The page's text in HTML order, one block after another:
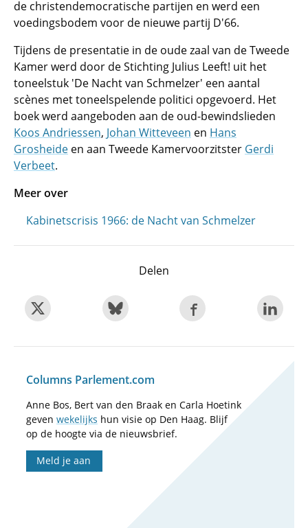
de christendemocratische partijen en werd een
voedingsbodem voor de nieuwe partij D'66.
Tijdens de presentatie in de oude zaal van de Tweede
Kamer werd door de Stichting Julius Leeft! uit het
toneelstuk 'De Nacht van Schmelzer' een aantal
scènes met toneelspelende politici opgevoerd. Het
boek werd aangeboden aan de oud-bewindslieden
Koos Andriessen, Johan Witteveen en Hans
Grosheide en aan Tweede Kamervoorzitster Gerdi
Verbeet.
Meer over
Kabinetscrisis 1966: de Nacht van Schmelzer
Delen
Columns Parlement.com
Anne Bos, Bert van den Braak en Carla Hoetink
geven wekelijks hun visie op Den Haag. Blijf
op de hoogte via de nieuwsbrief.
Meld je aan